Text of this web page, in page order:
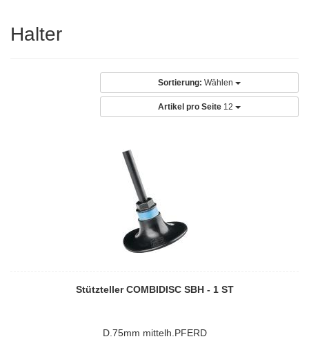
Halter
Sortierung: Wählen
Artikel pro Seite 12
Stützteller COMBIDISC SBH - 1 ST
D.75mm mittelh.PFERD